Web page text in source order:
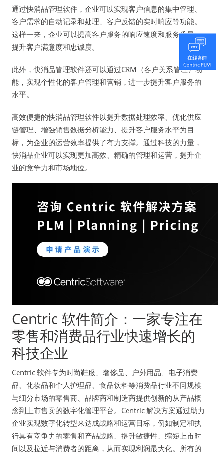
通过快消品管理软件，企业可以实现客户信息的集中管理、
客户需求的自动记录和处理、客户反馈的实时响应等功能。
这样一来，企业可以提高客户服务的响应速度和服务质量，
提升客户满意度和忠诚度。
此外，快消品管理软件还可以通过CRM（客户关系管理）功
能，实现个性化的客户管理和营销，进一步提升客户服务的
水平。
高效便捷的快消品管理软件以提升数据处理效率、优化供应
链管理、增强销售数据分析能力、提升客户服务水平为目
标，为企业的运营效率提供了有力支撑。通过科技的力量，
快消品企业可以实现更加高效、精确的管理和运营，提升企
业的竞争力和市场地位。
Centric 软件简介：一家专注在
零售和消费品行业快速增长的
科技企业
Centric 软件专为时尚鞋服、奢侈品、户外用品、电子消费
品、化妆品和个人护理品、食品饮料等消费品行业不同规模
与细分市场的零售商、品牌商和制造商提供创新的从产品概
念到上市售卖的数字化管理平台。Centric 解决方案通过助力
企业实现数字化转型来达成战略和运营目标，例如制定和执
行具有竞争力的零售和产品战略、提升敏捷性、缩短上市时
间以及拉近与消费者的距离，从而实现利润最大化。所有的